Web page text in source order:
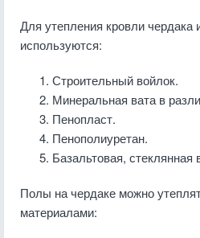
Для утепления кровли
используются:
Строительный войлок.
Минеральная вата в
Пенопласт.
Пенополиуретан.
Базальтовая, стеклянная
Полы на чердаке можно
материалами: